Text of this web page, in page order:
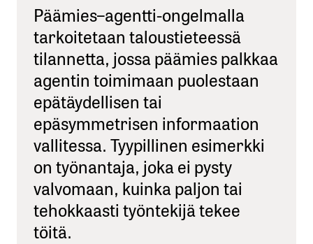
Päämies–agentti-ongelmalla
tarkoitetaan taloustieteessä
tilannetta, jossa päämies palkkaa
agentin toimimaan puolestaan
epätäydellisen tai
epäsymmetrisen informaation
vallitessa. Tyypillinen esimerkki
on työnantaja, joka ei pysty
valvomaan, kuinka paljon tai
tehokkaasti työntekijä tekee
töitä.